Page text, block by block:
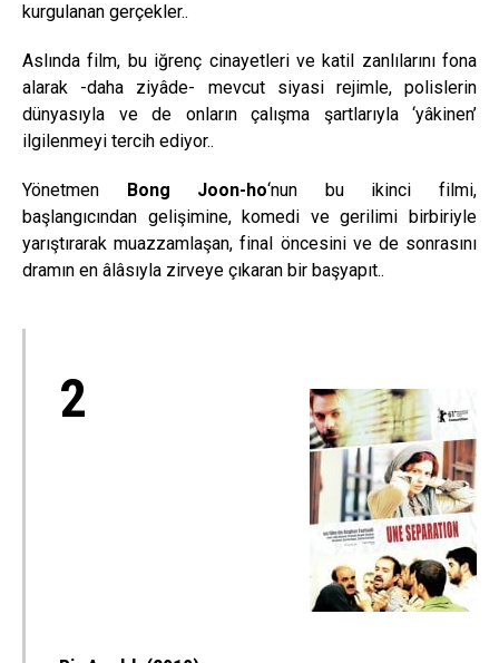
kurgulanan gerçekler..
Aslında film, bu iğrenç cinayetleri ve katil zanlılarını fona
alarak -daha ziyâde- mevcut siyasi rejimle, polislerin
dünyasıyla ve de onların çalışma şartlarıyla ‘yâkinen’
ilgilenmeyi tercih ediyor..
Yönetmen Bong Joon-ho‘nun bu ikinci filmi,
başlangıcından gelişimine, komedi ve gerilimi birbiriyle
yarıştırarak muazzamlaşan, final öncesini ve de sonrasını
dramın en âlâsıyla zirveye çıkaran bir başyapıt..
2